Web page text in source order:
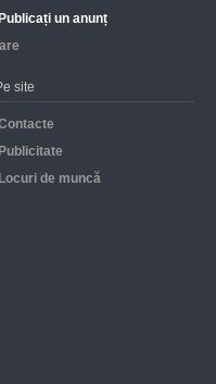
Publicați un anunț
site
Publicitate
Locuri de muncă